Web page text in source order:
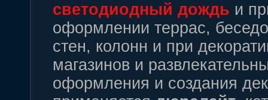
светодиодный дождь и
оформлении террас,
стен, колонн и при
магазинов и
оформления и создания